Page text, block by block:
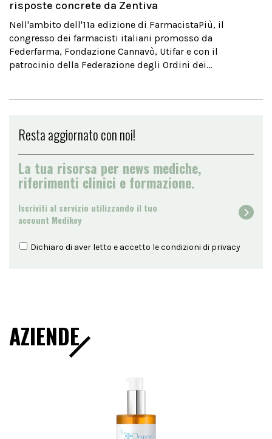
risposte concrete da Zentiva
Nell'ambito dell'11ª edizione di FarmacistaPiù, il
congresso dei farmacisti italiani promosso da
Federfarma, Fondazione Cannavò, Utifar e con il
patrocinio della Federazione degli Ordini dei...
Resta aggiornato con noi!
La tua risorsa per news mediche,
riferimenti clinici e formazione.
Iscriviti al servizio utilizzando il tuo
account Medikey
Dichiaro di aver letto e accetto le condizioni di privacy
AZIENDE